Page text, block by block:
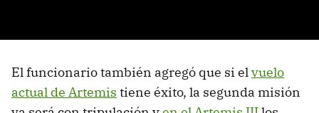
El funcionario también agregó que si elvuelo
actual de Artemis tiene éxito, la segunda misión